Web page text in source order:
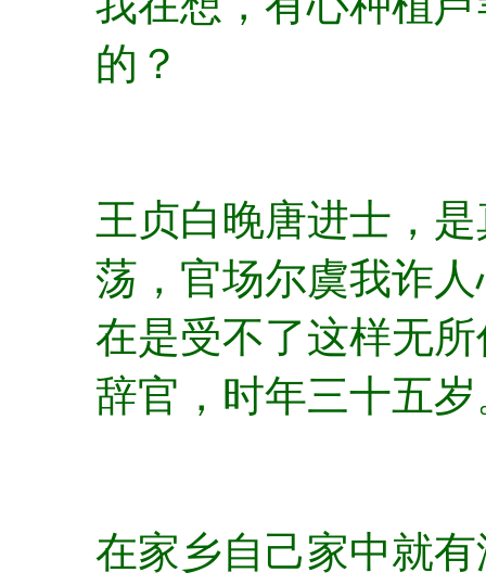
的？
王贞白晚唐进士，
荡，官场尔虞我诈
在是受不了这样无
辞官，时年三十五岁
在家乡自己家中就